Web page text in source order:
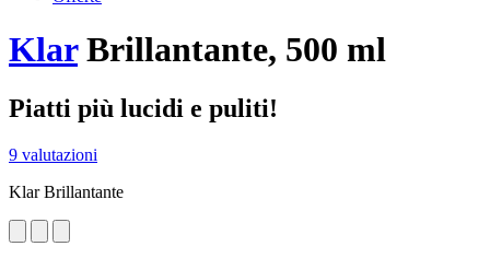
KlarBrillantante, 500 ml
Piatti più lucidi e puliti!
9 valutazioni
Klar Brillantante